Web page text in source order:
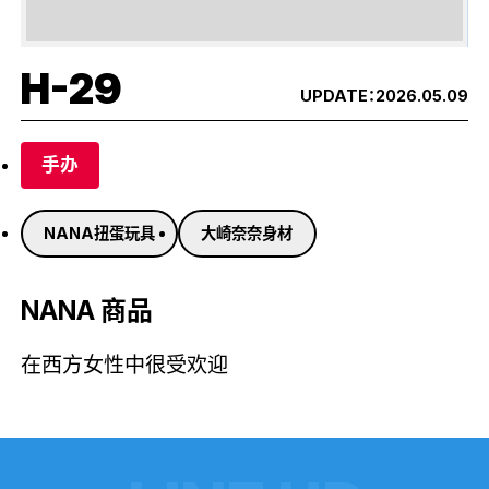
H-29 UPDATE：2026.05.09
手办
NANA扭蛋玩具 大崎奈奈身材
NANA 商品
在西方女性中很受欢迎